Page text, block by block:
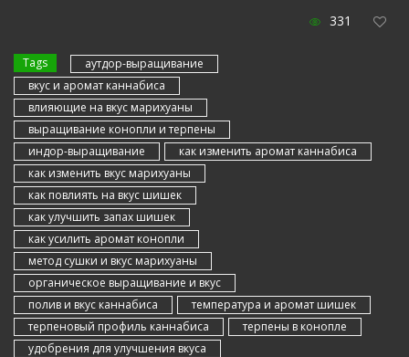
331
Tags
аутдор-выращивание
вкус и аромат каннабиса
влияющие на вкус марихуаны
выращивание конопли и терпены
индор-выращивание
как изменить аромат каннабиса
как изменить вкус марихуаны
как повлиять на вкус шишек
как улучшить запах шишек
как усилить аромат конопли
метод сушки и вкус марихуаны
органическое выращивание и вкус
полив и вкус каннабиса
температура и аромат шишек
терпеновый профиль каннабиса
терпены в конопле
удобрения для улучшения вкуса